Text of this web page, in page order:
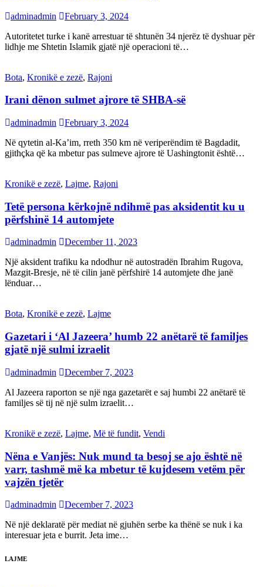
adminadmin
February 3, 2024
Autoritetet turke i kanë arrestuar të shtunën 34 njerëz të dyshuar për
lidhje me Shtetin Islamik gjatë një operacioni të…
Bota, Kronikë e zezë, Rajoni
Irani dënon sulmet ajrore të SHBA-së
adminadmin
February 3, 2024
Në qytetin al-Ka’im, rreth 350 km në veriperëndim të Bagdadit,
gjithçka që ka mbetur pas sulmeve ajrore të Uashingtonit është…
Kronikë e zezë, Lajme, Rajoni
Tetë persona kërkojnë ndihmë pas aksidentit ku u
përfshinë 14 automjete
adminadmin
December 11, 2023
Një aksident trafiku ka ndodhur në autostradën Ibrahim Rugova,
Mazgit-Bresje, në të cilin janë përfshirë 14 automjete dhe janë
lënduar…
Bota, Kronikë e zezë, Lajme
Gazetari i ‘Al Jazeera’ humb 22 anëtarë të familjes
gjatë një sulmi izraelit
adminadmin
December 7, 2023
Al Jazeera raporton se një nga gazetarët e saj humbi 22 anëtarë të
familjes së tij në një sulm izraelit…
Kronikë e zezë, Lajme, Më të fundit, Vendi
Nëna e Vanjës: Nuk mund ta besoj se ajo është në
varr, tashmë më ka mbetur të kujdesem vetëm për
vajzën tjetër
adminadmin
December 7, 2023
Në një deklaratë për mediat në gjuhën serbe ka thënë se nuk i ka
interesuar jeta e burrit. Jeta ime…
LAJME